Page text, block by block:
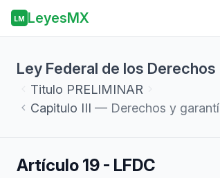
LM LeyesMX
Ley Federal de los
Titulo PRELIMINAR
Capitulo III — Derechos y
Artículo 19 - LFDC